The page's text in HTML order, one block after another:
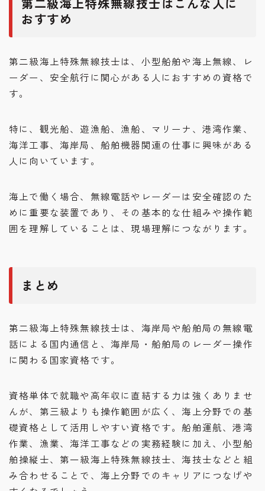
おすすめ
第二級海上特殊無線技士は、小型船舶や海上無線、レ
ーダー、安全航行に関心がある人におすすめの資格で
す。
特に、観光船、遊漁船、漁船、マリーナ、港湾作業、
海洋工事、海岸局、船舶機器関連の仕事に興味がある
人に向いています。
海上で働く場合、無線電話やレーダーは安全確認のた
めに重要な装置であり、その基本的な仕組みや操作範
囲を理解していることは、現場理解につながります。
まとめ
第二級海上特殊無線技士は、海岸局や船舶局の無線電
話による国内通信と、海岸局・船舶局のレーダー操作
に関わる国家資格です。
資格単体で就職や高年収に直結する力は強くありませ
んが、第三級よりも操作範囲が広く、海上分野での基
礎資格として活用しやすい資格です。船舶運航、港湾
作業、漁業、海洋工事などの実務経験に加え、小型船
舶操縦士、第一級海上特殊無線技士、海技士などと組
み合わせることで、海上分野でのキャリアにつなげや